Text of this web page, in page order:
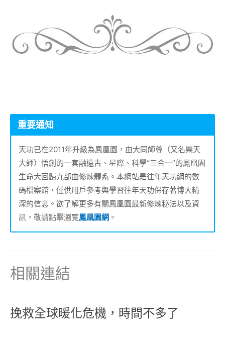
重要通知
天功已在2011年升級為鳳凰園，由大同師尊（又名樂天
大師）悟創的一套融遠古、星際、科學“三合一”的鳳凰園
生命大回歸九部曲修煉體系。本網站是往年天功網的數
碼檔案館，僅供用戶參考與學習往年天功保存著博大精
深的信息。欲了解更多有關鳳凰園最新修煉秘法以及資
訊，敬請點擊瀏覽鳳凰園網 。
相關連結
挽救全球暖化危機，時間不多了